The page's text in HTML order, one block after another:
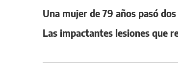
Una mujer de 79 años pasó
Las impactantes lesiones que